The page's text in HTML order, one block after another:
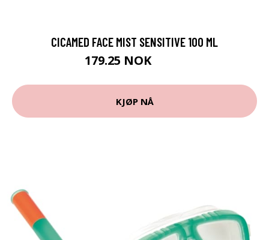
CICAMED FACE MIST SENSITIVE 100 ML
179.25 NOK
KJØP NÅ